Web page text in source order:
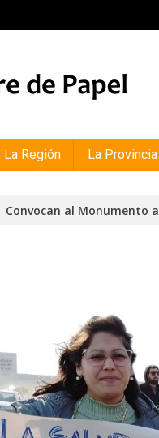
La Región La Provincia
Convocan al Monumento